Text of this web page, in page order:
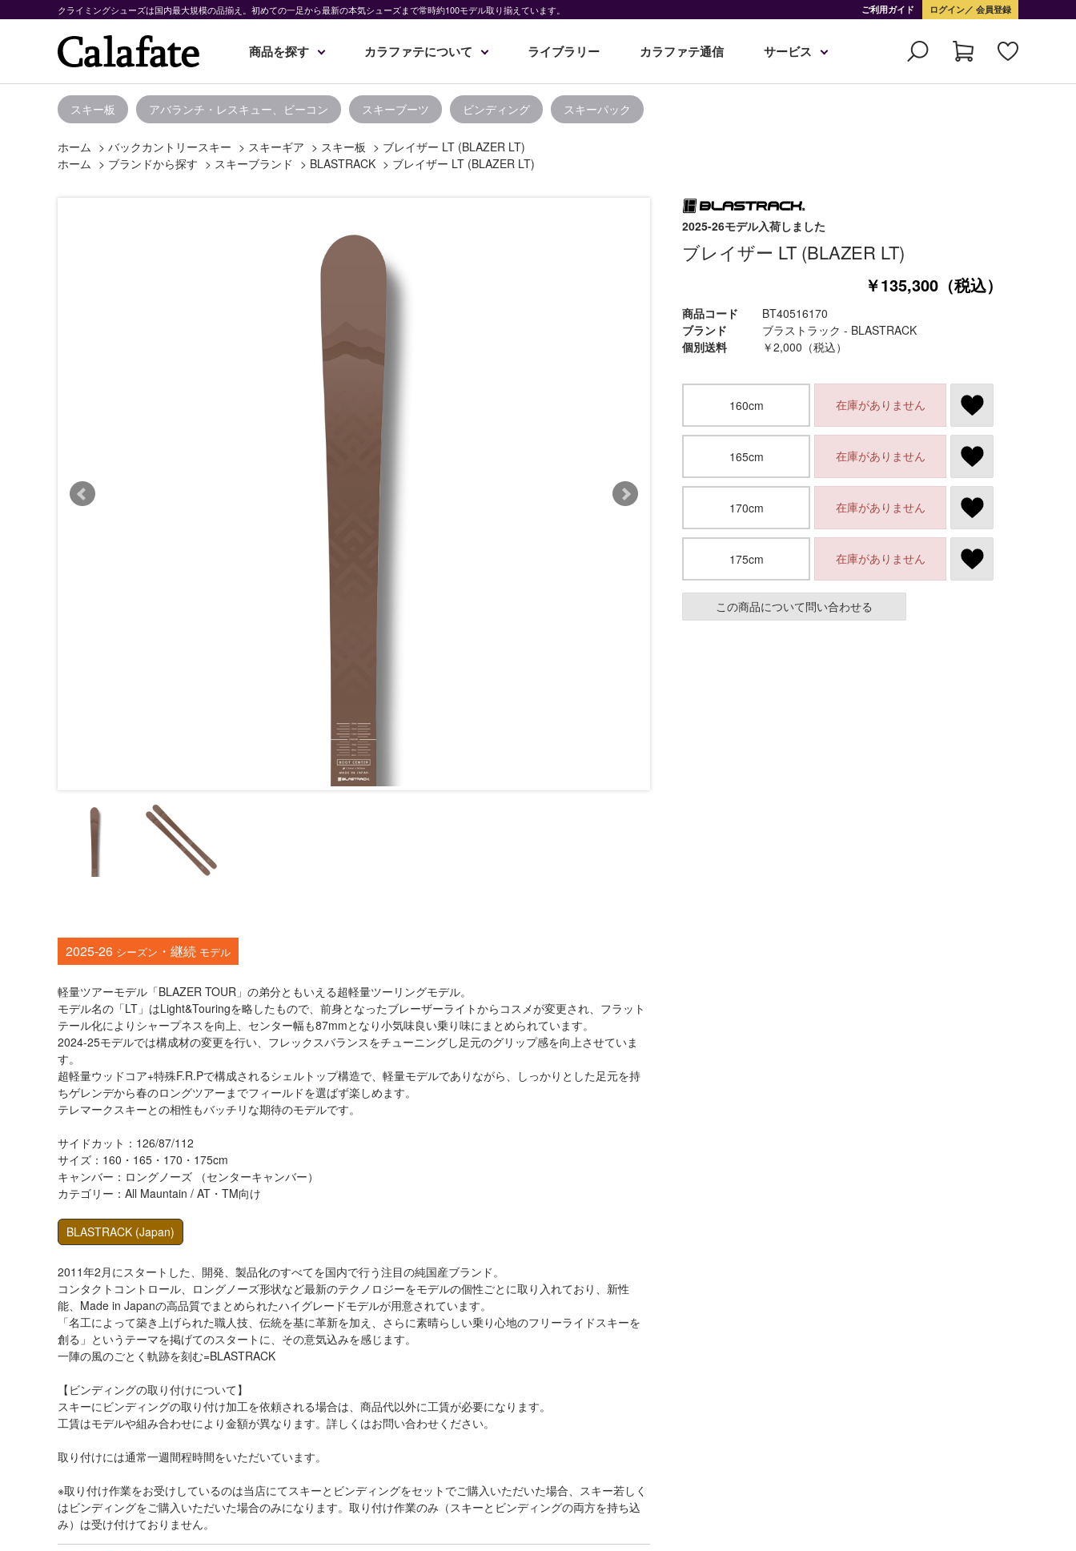
クライミングシューズは国内最大規模の品揃え。初めての一足から最新の本気シューズまで常時約100モデル取り揃えています。 ご利用ガイド ログイン 会員登録
商品を探す カラファテについて ライブラリー カラファテ通信 サービス
スキー板 アバランチ・レスキュー、ビーコン スキーブーツ ビンディング スキーパック
ホーム > バックカントリースキー > スキーギア > スキー板 > ブレイザー LT (BLAZER LT)
ホーム > ブランドから探す > スキーブランド > BLASTRACK > ブレイザー LT (BLAZER LT)
2025-26 シーズン ・継続 モデル
軽量ツアーモデル「BLAZER TOUR」の弟分ともいえる超軽量ツーリングモデル。
モデル名の「LT」はLight&Touringを略したもので、前身となったブレーザーライトからコスメが変更され、フラット
テール化によりシャープネスを向上、センター幅も87mmとなり小気味良い乗り味にまとめられています。
2024-25モデルでは構成材の変更を行い、フレックスバランスをチューニングし足元のグリップ感を向上させていま
す。
超軽量ウッドコア+特殊F.R.Pで構成されるシェルトップ構造で、軽量モデルでありながら、しっかりとした足元を持
ちゲレンデから春のロングツアーまでフィールドを選ばず楽しめます。
テレマークスキーとの相性もバッチリな期待のモデルです。
サイドカット：126/87/112
サイズ：160・165・170・175cm
キャンバー：ロングノーズ （センターキャンバー）
カテゴリー：All Mauntain / AT・TM向け
BLASTRACK (Japan)
2011年2月にスタートした、開発、製品化のすべてを国内で行う注目の純国産ブランド。
コンタクトコントロール、ロングノーズ形状など最新のテクノロジーをモデルの個性ごとに取り入れており、新性
能、Made in Japanの高品質でまとめられたハイグレードモデルが用意されています。
「名工によって築き上げられた職人技、伝統を基に革新を加え、さらに素晴らしい乗り心地のフリーライドスキーを
創る」というテーマを掲げてのスタートに、その意気込みを感じます。
一陣の風のごとく軌跡を刻む=BLASTRACK
【ビンディングの取り付けについて】
スキーにビンディングの取り付け加工を依頼される場合は、商品代以外に工賃が必要になります。
工賃はモデルや組み合わせにより金額が異なります。詳しくはお問い合わせください。
取り付けには通常一週間程時間をいただいています。
※取り付け作業をお受けしているのは当店にてスキーとビンディングをセットでご購入いただいた場合、スキー若しく
はビンディングをご購入いただいた場合のみになります。取り付け作業のみ（スキーとビンディングの両方を持ち込
み）は受け付けておりません。
2025-26モデル入荷しました
ブレイザー LT (BLAZER LT)
￥135,300（税込）
商品コード
BT40516170
ブランド
ブラストラック - BLASTRACK
個別送料
￥2,000（税込）
160cm 在庫がありません
165cm 在庫がありません
170cm 在庫がありません
175cm 在庫がありません
この商品について問い合わせる